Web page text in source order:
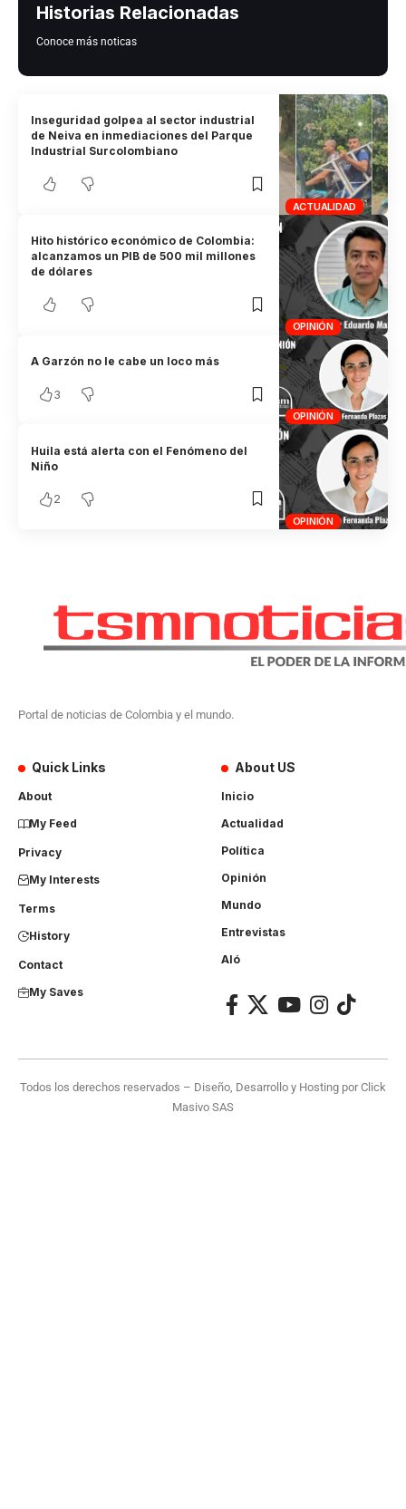
Historias Relacionadas
Conoce más noticas
ACTUALIDAD
Inseguridad golpea al sector industrial
de Neiva en inmediaciones del Parque
Industrial Surcolombiano
OPINIÓN
Hito histórico económico de Colombia:
alcanzamos un PIB de 500 mil millones
de dólares
OPINIÓN
A Garzón no le cabe un loco más
3
OPINIÓN
Huila está alerta con el Fenómeno del
Niño
2
Portal de noticias de Colombia y el mundo.
Quick Links
About
My Feed
Privacy
My Interests
Terms
History
Contact
My Saves
About US
Inicio
Actualidad
Política
Opinión
Mundo
Entrevistas
Aló
Todos los derechos reservados – Diseño, Desarrollo y Hosting porClick
Masivo SAS